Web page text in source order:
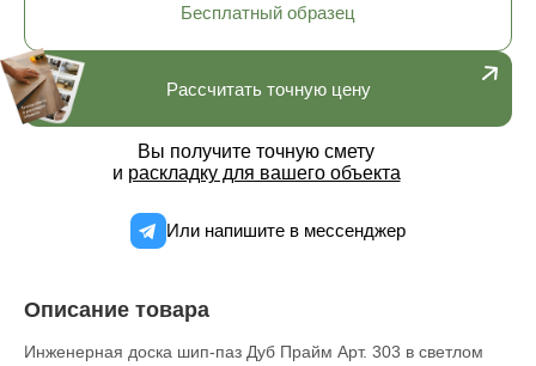
Рассчитать точную цену
Вы получите точную смету
и раскладку для вашего объекта
Или напишите в мессенджер
Бесплатный образец
Описание товара
Инженерная доска шип-паз Дуб Прайм Арт. 303 в светлом